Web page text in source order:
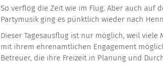
So verflog die Zeit wie im Flug. Aber auch auf
Partymusik ging es pünktlich wieder nach
Dieser Tagesausflug ist nur möglich, weil
mit ihrem ehrenamtlichen Engagement
Betreuer, die ihre Freizeit in Planung und